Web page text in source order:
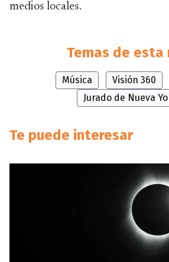
medios locales.
Temas de esta
Música Visión 360
Jurado de Nueva
Te puede interesar